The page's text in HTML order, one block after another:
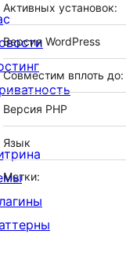
Активных установок:
Версия WordPress
Совместим вплоть до:
Версия PHP
Язык
Метки: